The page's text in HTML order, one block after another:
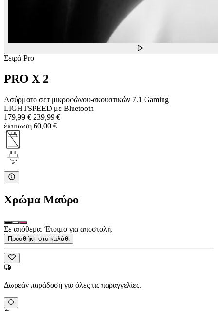
Σειρά Pro
PRO X 2
Ασύρματο σετ μικροφώνου-ακουστικών 7.1 Gaming
LIGHTSPEED με Bluetooth
179,99 € 239,99 €
έκπτωση 60,00 €
Χρώμα Μαύρο
Σε απόθεμα. Έτοιμο για αποστολή.
Προσθήκη στο καλάθι
Δωρεάν παράδοση για όλες τις παραγγελίες.